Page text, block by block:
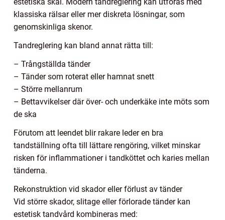
klassiska rälsar eller mer diskreta lösningar, som
genomskinliga skenor.
Tandreglering kan bland annat rätta till:
– Trångställda tänder
– Tänder som roterat eller hamnat snett
– Större mellanrum
– Bettavvikelser där över- och underkäke inte möts som
de ska
Förutom att leendet blir rakare leder en bra
tandställning ofta till lättare rengöring, vilket minskar
risken för inflammationer i tandköttet och karies mellan
tänderna.
Rekonstruktion vid skador eller förlust av tänder
Vid större skador, slitage eller förlorade tänder kan
estetisk tandvård kombineras med: